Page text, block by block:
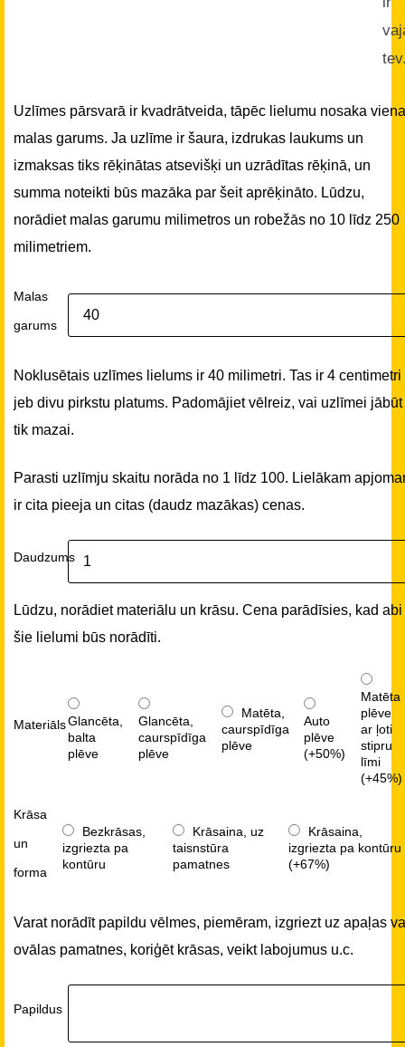
Uzlīmes pārsvarā ir kvadrātveida, tāpēc lielumu nosaka
malas garums. Ja uzlīme ir šaura, izdrukas laukums un
izmaksas tiks rēķinātas atsevišķi un uzrādītas rēķinā, un
summa noteikti būs mazāka par šeit aprēķināto. Lūdzu,
norādiet malas garumu milimetros un robežās no 10 līdz 250
milimetriem.
Malas
garums
Noklusētais uzlīmes lielums ir 40 milimetri. Tas ir 4 centimetri
jeb divu pirkstu platums. Padomājiet vēlreiz, vai uzlīmei jābūt
tik mazai.
Parasti uzlīmju skaitu norāda no 1 līdz 100. Lielākam
ir cita pieeja un citas (daudz mazākas) cenas.
Daudzums
Lūdzu, norādiet materiālu un krāsu. Cena parādīsies, kad abi
šie lielumi būs norādīti.
MateriālsGlancēta,
balta
plēve
Glancēta,
caurspīdīga
plēve
Matēta,
caurspīdīga
plēve
Auto
plēve
(+50%)
Matēta
plēve
ar ļoti
stipru
līmi
(+45%)
Krāsa
un
forma
Bezkrāsas,
izgriezta pa
kontūru
Krāsaina, uz
taisnstūra
pamatnes
Krāsaina,
izgriezta pa kontūru
(+67%)
Varat norādīt papildu vēlmes, piemēram, izgriezt uz apaļas
ovālas pamatnes, koriģēt krāsas, veikt labojumus u.c.
Papildus